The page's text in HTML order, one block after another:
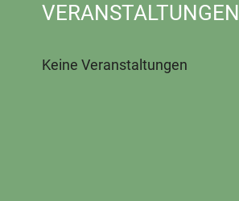
VERANSTALTUNGEN
Keine Veranstaltungen